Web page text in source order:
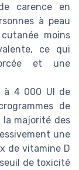
carence en
à peau
moins
ce qui
et une
à 4 000 UI de
de
la majorité des
une
de vitamine D
de toxicité